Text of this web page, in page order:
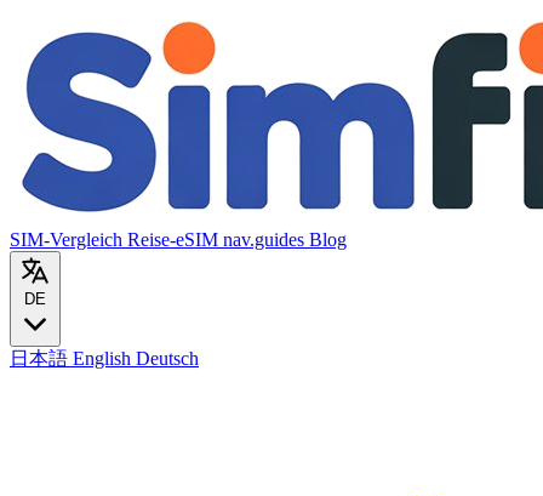
SIM-Vergleich Reise-eSIM nav.guides Blog
DE
日本語 English Deutsch